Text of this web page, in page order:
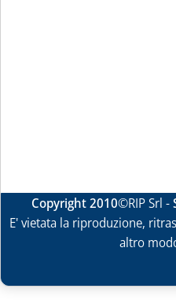
Copyright 2010©RIP Srl -
E' vietata la riproduzione,
altro